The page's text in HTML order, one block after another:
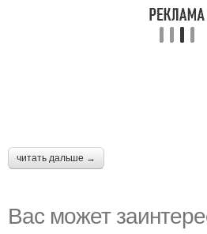
читать дальше →
Вас может